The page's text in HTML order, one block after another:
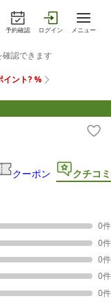
予約確認 ログイン メニュー
クーポン クチコミ
0件
0件
0件
0件
0件